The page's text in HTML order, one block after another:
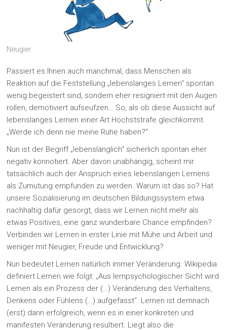
Neugier
Passiert es Ihnen auch manchmal, dass Menschen als
Reaktion auf die Feststellung „lebenslanges Lernen“ spontan
wenig begeistert sind, sondern eher resigniert mit den Augen
rollen, demotiviert aufseufzen… So, als ob diese Aussicht auf
lebenslanges Lernen einer Art Höchststrafe gleichkommt.
„Werde ich denn nie meine Ruhe haben?“
Nun ist der Begriff „lebenslänglich“ sicherlich spontan eher
negativ konnotiert. Aber davon unabhängig, scheint mir
tatsächlich auch der Anspruch eines lebenslangen Lernens
als Zumutung empfunden zu werden. Warum ist das so? Hat
unsere Sozialisierung im deutschen Bildungssystem etwa
nachhaltig dafür gesorgt, dass wir Lernen nicht mehr als
etwas Positives, eine ganz wunderbare Chance empfinden?
Verbinden wir Lernen in erster Linie mit Mühe und Arbeit und
weniger mit Neugier, Freude und Entwicklung?
Nun bedeutet Lernen natürlich immer Veränderung. Wikipedia
definiert Lernen wie folgt: „Aus lernpsychologischer Sicht wird
Lernen als ein Prozess der (…) Veränderung des Verhaltens,
Denkens oder Fühlens (…) aufgefasst“. Lernen ist demnach
(erst) dann erfolgreich, wenn es in einer konkreten und
manifesten Veränderung resultiert. Liegt also die